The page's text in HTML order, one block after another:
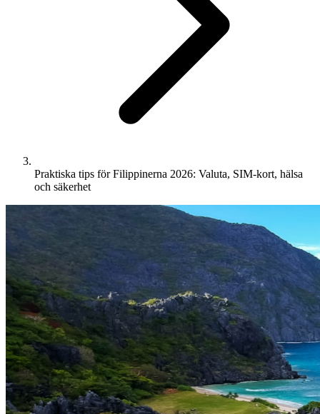
Praktiska tips för Filippinerna 2026: Valuta, SIM-kort, hälsa
och säkerhet